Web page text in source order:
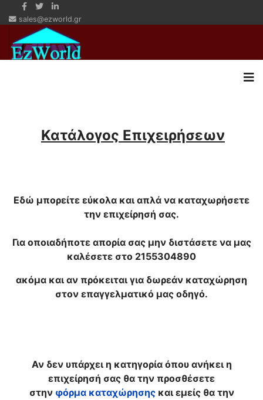
sales@ezworld.gr
Κατάλογος Επιχειρήσεων
Εδώ μπορείτε εύκολα και απλά να καταχωρήσετε
την επιχείρησή σας.
Για οποιαδήποτε απορία σας μην διστάσετε να μας
καλέσετε στο 2155304890
ακόμα και αν πρόκειται για δωρεάν καταχώρηση
στον επαγγελματικό μας οδηγό.
Αν δεν υπάρχει η κατηγορία όπου ανήκει η
επιχείρησή σας θα την προσθέσετε
στην φόρμα καταχώρησηςκαι εμείς θα την